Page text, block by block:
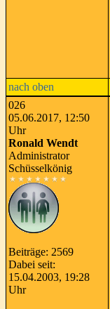
nach oben
026
05.06.2017, 12:50
Uhr
Ronald Wendt
Administrator
Schüsselkönig
Beiträge: 2569
Dabei seit:
15.04.2003, 19:28
Uhr